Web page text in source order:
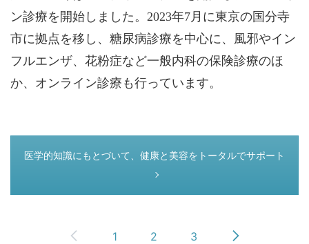
ン診療を開始しました。2023年7月に東京の国分寺
市に拠点を移し、糖尿病診療を中心に、風邪やイン
フルエンザ、花粉症など一般内科の保険診療のほ
か、オンライン診療も行っています。
つぎのページ
医学的知識にもとづいて、健康と美容をトータルでサポート
1 2 3